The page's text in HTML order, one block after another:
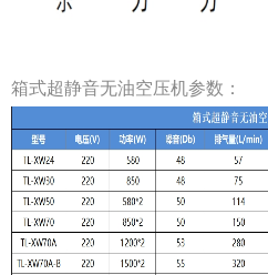
箱式超静音无油空压机参数：